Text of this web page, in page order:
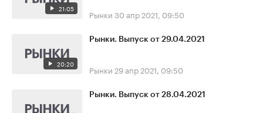
21:05 Рынки 30 апр 2021, 09:50
20:20
Рынки. Выпуск от 29.04.2021
Рынки 29 апр 2021, 09:50
Рынки. Выпуск от 28.04.2021